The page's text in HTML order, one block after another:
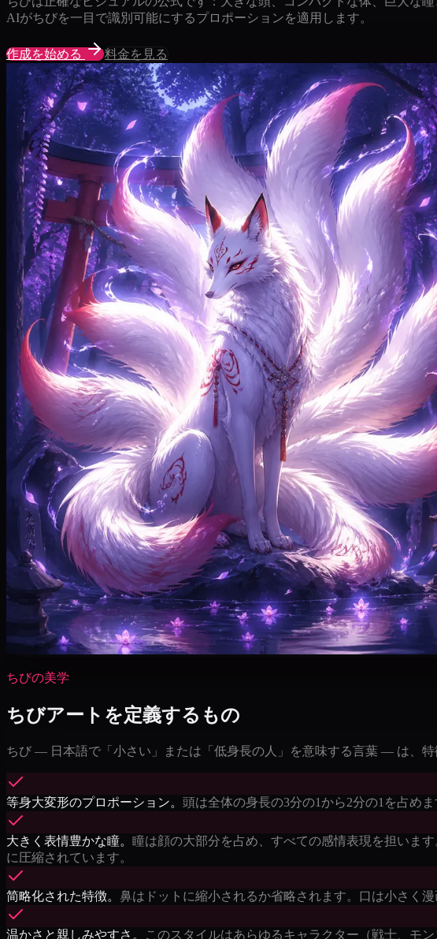
AIがちびを一目で識別可能にするプロポーションを適用します。
作成を始める 料金を見る
ちびの美学
ちびアートを定義するもの
ちび — 日本語で「小さい」または「低身長の人」を意味する言葉 — は、
等身大変形のプロポーション。 頭は全体の身長の3分の1から2分の1を占め
大きく表情豊かな瞳。 瞳は顔の大部分を占め、すべての感情表現を担いま
に圧縮されています。
简略化された特徴。 鼻はドットに縮小されるか省略されます。口は小さく
温かさと親しみやすさ。
このスタイルはあらゆるキャラクター（戦士、モ